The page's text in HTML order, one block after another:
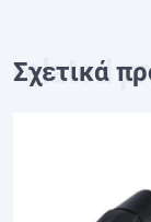
Σχετικά